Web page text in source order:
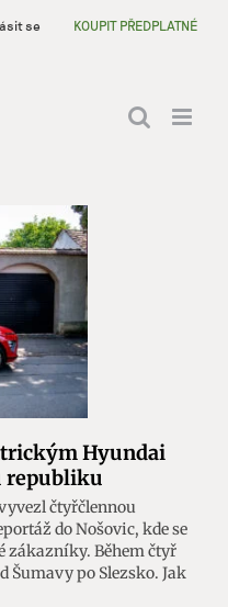
se KOUPIT PŘEDPLATNÉ
Hyundai
republiku
čtyřčlennou
do Nošovic, kde se
zákazníky. Během čtyř
Šumavy po Slezsko. Jak